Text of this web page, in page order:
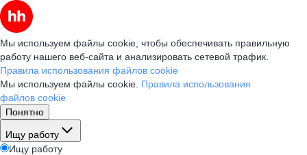
Мы используем файлы cookie, чтобы обеспечивать правильную
работу нашего веб-сайта и анализировать сетевой трафик.
Правила использования файлов cookie
Мы используем файлы cookie. Правила использования
файлов cookie
Понятно
Ищу работу
Ищу работу